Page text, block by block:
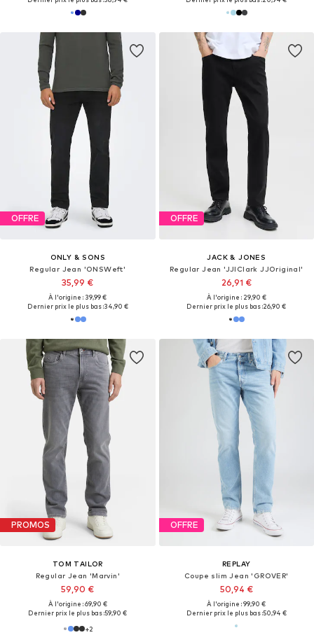
OFFRE
ONLY & SONS
Regular Jean 'ONSWeft'
35,99 €
À l'origine : 39,99 €
Dernier prix le plus bas :34,90 €
OFFRE
JACK & JONES
Regular Jean 'JJIClark JJOriginal'
26,91 €
À l'origine : 29,90 €
Dernier prix le plus bas :26,90 €
PROMOS
TOM TAILOR
Regular Jean 'Marvin'
59,90 €
À l'origine : 69,90 €
Dernier prix le plus bas :59,90 €
+2
OFFRE
REPLAY
Coupe slim Jean 'GROVER'
50,94 €
À l'origine : 99,90 €
Dernier prix le plus bas :50,94 €